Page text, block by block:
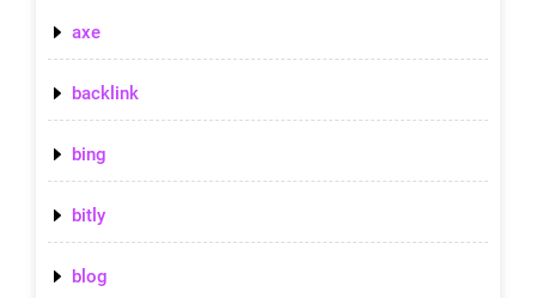
axe
backlink
bing
bitly
blog